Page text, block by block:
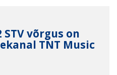
STV võrgus on
TNT Music